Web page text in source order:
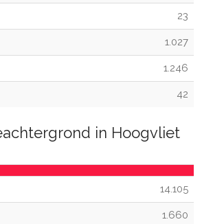
23
1.027
1.246
42
in Hoogvliet
14.105
1.660